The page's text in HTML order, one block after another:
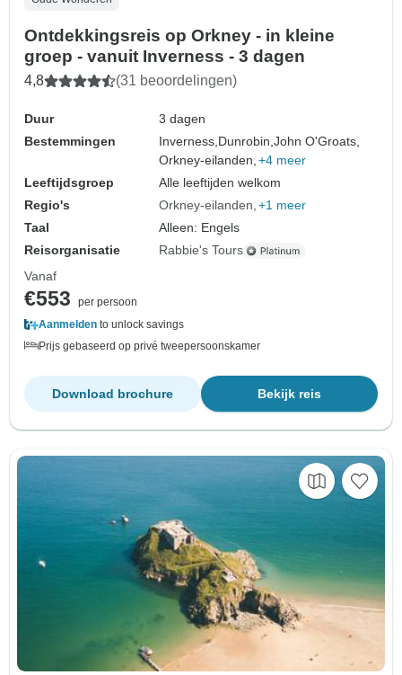
Ontdekkingsreis op Orkney - in kleine
groep - vanuit Inverness - 3 dagen
4,8 (31 beoordelingen)
Duur
3 dagen
Bestemmingen
Inverness,Dunrobin,John O'Groats,
Orkney-eilanden, +4 meer
Leeftijdsgroep
Alle leeftijden welkom
Regio's
Orkney-eilanden +1 meer
Taal
Alleen: Engels
Reisorganisatie
Rabbie's Tours
Vanaf
€553
per persoon
Aanmelden to unlock savings
Prijs gebaseerd op privé tweepersoonskamer
Bekijk reis
Download brochure